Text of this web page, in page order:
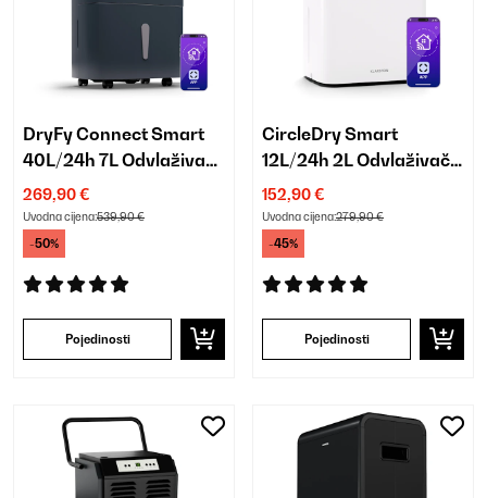
DryFy Connect Smart
40L/24h 7L Odvlaživač
zraka Antracit
269,90 €
Uvodna cijena:539,90 €
-50%
Pojedinosti
CircleDry Smart
12L/24h 2L Odvlaživač
zraka Bijela
152,90 €
Uvodna cijena:279,90 €
-45%
Pojedinosti